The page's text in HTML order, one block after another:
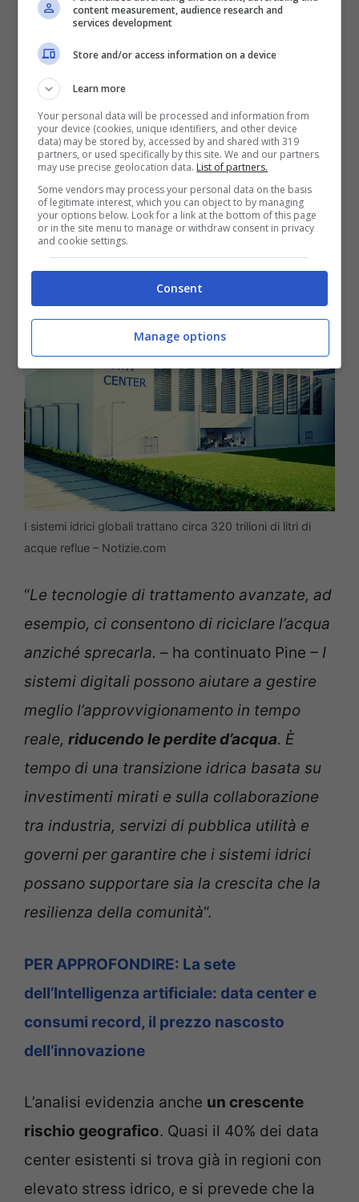
sulle partnership intersettoriali. Per
garantire che l’acqua sia una base
resiliente per la crescita economica,
anziché un limite all’innovazione. “
ponendo nuove esigenze in termini di
approvvigionamento idrico, mamolti degli
strumenti necessari per affrontare la sfida
esistono già“, ha affermato Matthew Pine,
presidente e ceo di Xylem.
I sistemi idrici globali trattano circa 320 trilioni di litri di
acque reflue – Notizie.com
“Le tecnologie di trattamento avanzate, ad
esempio, ci consentono di riciclare l’acqua
anziché sprecarla. – ha continuato Pine – I
sistemi digitali possono aiutare a gestire
meglio l’approvvigionamento in tempo
reale, riducendo le perdite d’acqua. È
tempo di una transizione idrica basata su
investimenti mirati e sulla collaborazione
tra industria, servizi di pubblica utilità e
governi per garantire che i sistemi idrici
possano supportare sia la crescita che la
resilienza della comunità“.
PER APPROFONDIRE: La sete
dell’Intelligenza artificiale: data center e
consumi record, il prezzo nascosto
dell’innovazione
L’analisi evidenzia anche un crescente
rischio geografico. Quasi il 40% dei data
center esistenti si trova già in regioni con
elevato stress idrico, e si prevede che la
content measurement, audience research and
services development
Store and/or access information on a device
Learn more
Your personal data will be processed and information from
your device (cookies, unique identifiers, and other device
data) may be stored by, accessed by and shared with 319
partners, or used specifically by this site. We and our partners
may use precise geolocation data. List of partners.
Some vendors may process your personal data on the basis
of legitimate interest, which you can object to by managing
your options below. Look for a link at the bottom of this page
or in the site menu to manage or withdraw consent in privacy
and cookie settings.
Consent
Manage options